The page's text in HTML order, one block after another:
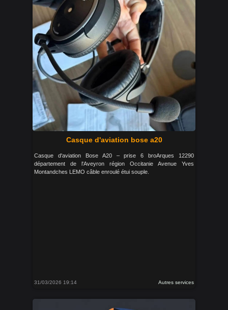
Casque d'aviation bose a20
Casque d'aviation Bose A20 – prise 6 broArques 12290
département de l'Aveyron région Occitanie Avenue Yves
Montandches LEMO câble enroulé étui souple.
31/03/2026 19:14 Autres services